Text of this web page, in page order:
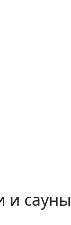
и сауны